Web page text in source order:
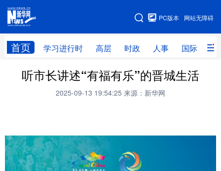
网站无障碍
PC版本
首页 学习进行时 高层 时政 人事 国际 财
网站地图
学习进行时 高层 时政 人事
财经 网评
科技 科创 量子 体育
文化 书画 健康
听市长讲述“有福有乐”的晋城生活
2025-09-13 19:54:25 来源：新华网